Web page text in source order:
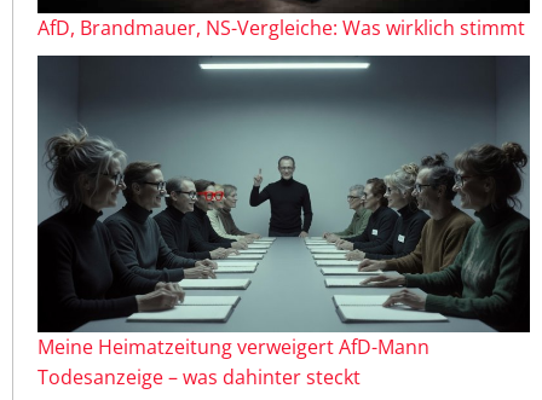
AfD, Brandmauer, NS-Vergleiche: Was wirklich stimmt
Meine Heimatzeitung verweigert AfD-Mann
Todesanzeige – was dahinter steckt